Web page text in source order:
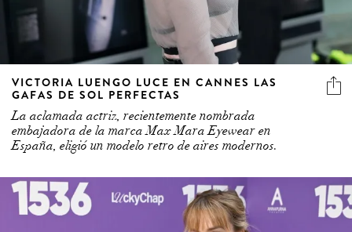
VICTORIA LUENGO LUCE EN CANNES LAS
GAFAS DE SOL PERFECTAS
La aclamada actriz, recientemente nombrada
embajadora de la marca Max Mara Eyewear en
España, eligió un modelo retro de aires modernos.